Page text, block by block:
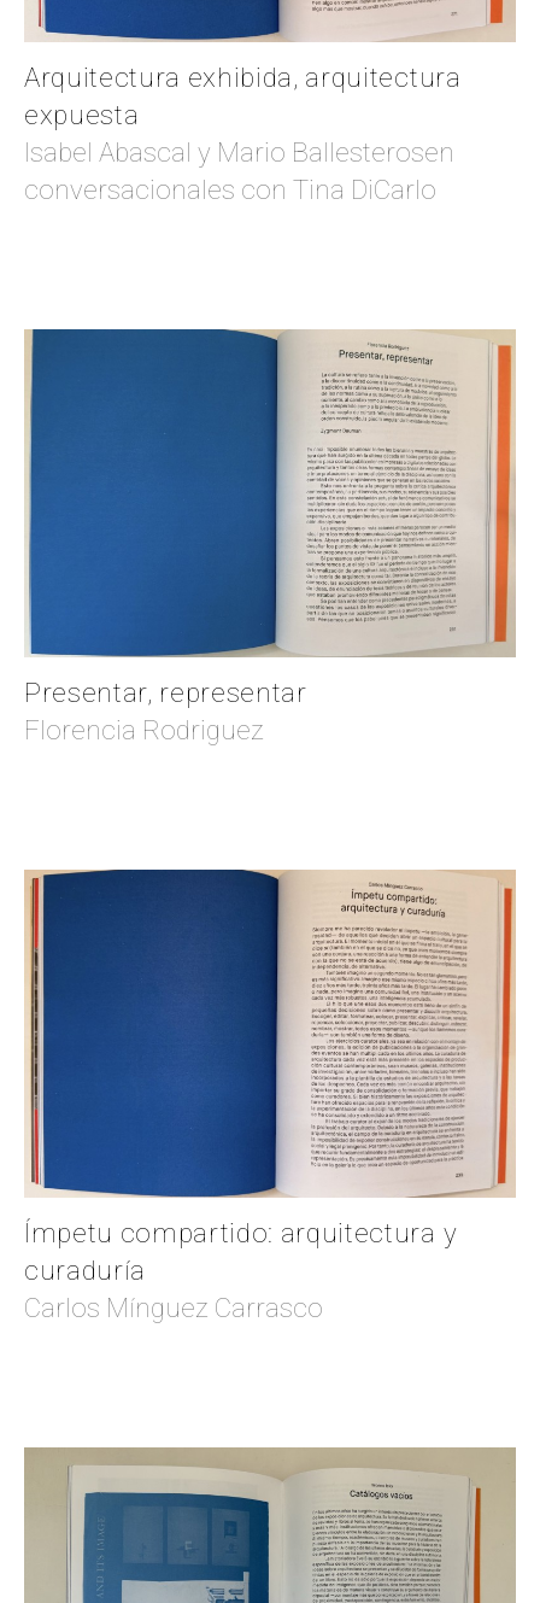
Arquitectura exhibida, arquitectura
expuesta
Isabel Abascal y Mario Ballesterosen
conversacionales con Tina DiCarlo
Presentar, representar
Florencia Rodriguez
Ímpetu compartido: arquitectura y
curaduría
Carlos Mínguez Carrasco